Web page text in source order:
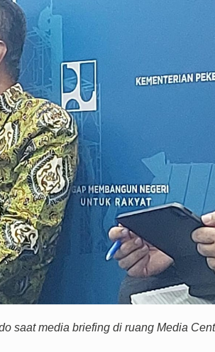
saat media briefing di ruang Media